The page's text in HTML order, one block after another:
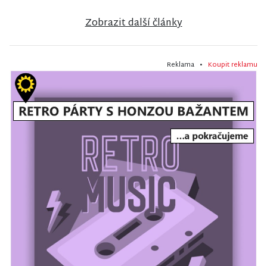
Zobrazit další články
Reklama • Koupit reklamu